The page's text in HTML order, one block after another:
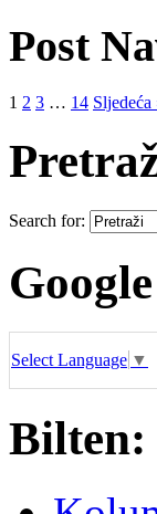
Post
1 2 3 … 14 Sljedeća
Search for:
Select Language ▼
Bilten: